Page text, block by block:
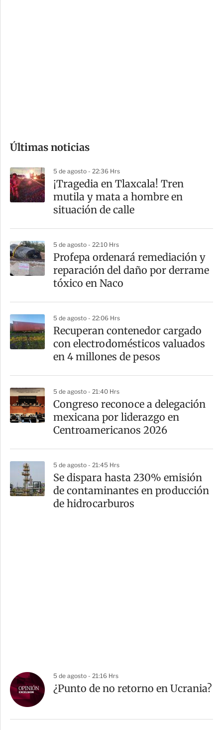
m
a
r
t
Últimas noticias
5 de agosto - 22:36 Hrs
¡Tragedia en Tlaxcala! Tren
mutila y mata a hombre en
situación de calle
5 de agosto - 22:10 Hrs
Profepa ordenará remediación y
reparación del daño por derrame
tóxico en Naco
5 de agosto - 22:06 Hrs
Recuperan contenedor cargado
con electrodomésticos valuados
en 4 millones de pesos
5 de agosto - 21:40 Hrs
Congreso reconoce a delegación
mexicana por liderazgo en
Centroamericanos 2026
5 de agosto - 21:45 Hrs
Se dispara hasta 230% emisión
de contaminantes en producción
de hidrocarburos
5 de agosto - 21:16 Hrs
¿Punto de no retorno en Ucrania?